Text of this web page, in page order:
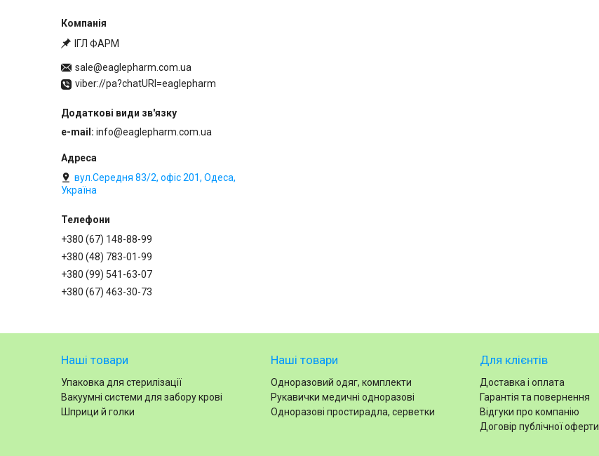
ІГЛ ФАРМ
sale@eaglepharm.com.ua
viber://pa?chatURI=eaglepharm
e-mail info@eaglepharm.com.ua
вул.Середня 83/2, офіс 201, Одеса,
Україна
+380 (67) 148-88-99
+380 (48) 783-01-99
+380 (99) 541-63-07
+380 (67) 463-30-73
Наші товари
Упаковка для стерилізації
Вакуумні системи для забору крові
Шприци й голки
Наші товари
Одноразовий одяг, комплекти
Рукавички медичні одноразові
Одноразові простирадла, серветки
Для клієнтів
Доставка і оплата
Гарантія та повернення
Відгуки про компанію
Договір публічної оферти